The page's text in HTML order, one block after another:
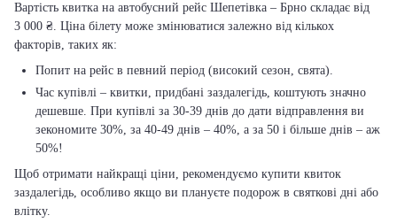
Вартість квитка на автобусний рейс Шепетівка – Брно складає від
3 000 ₴. Ціна білету може змінюватися залежно від кількох
факторів, таких як:
Попит на рейс в певний період (високий сезон, свята).
Час купівлі – квитки, придбані заздалегідь, коштують значно
дешевше. При купівлі за 30-39 днів до дати відправлення ви
зекономите 30%, за 40-49 днів – 40%, а за 50 і більше днів – аж
50%!
Щоб отримати найкращі ціни, рекомендуємо купити квиток
заздалегідь, особливо якщо ви плануєте подорож в святкові дні або
влітку.